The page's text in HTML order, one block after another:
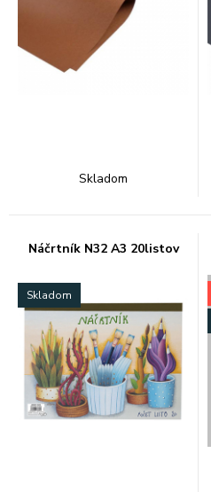
Skladom
Náčrtník N32 A3 20listov
Skladom